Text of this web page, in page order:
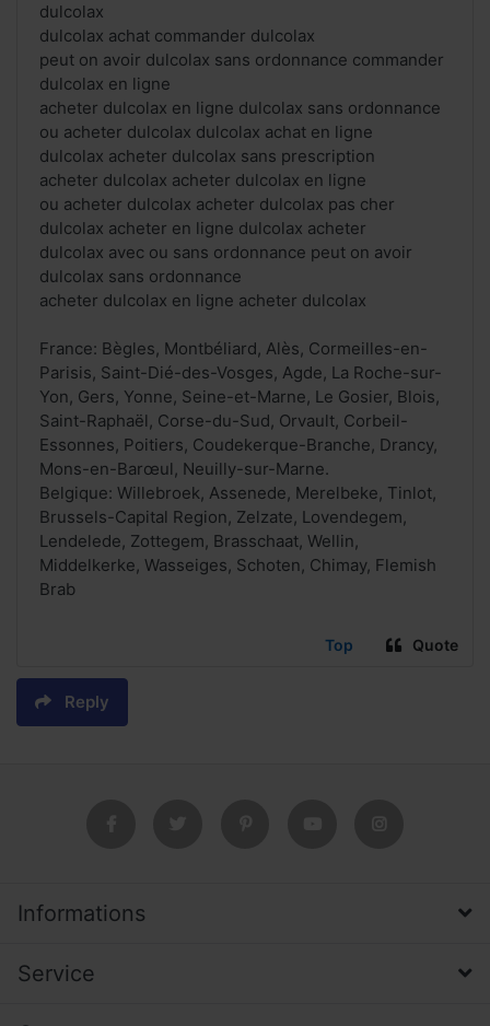
dulcolax
dulcolax achat commander dulcolax
peut on avoir dulcolax sans ordonnance commander
dulcolax en ligne
acheter dulcolax en ligne dulcolax sans ordonnance
ou acheter dulcolax dulcolax achat en ligne
dulcolax acheter dulcolax sans prescription
acheter dulcolax acheter dulcolax en ligne
ou acheter dulcolax acheter dulcolax pas cher
dulcolax acheter en ligne dulcolax acheter
dulcolax avec ou sans ordonnance peut on avoir
dulcolax sans ordonnance
acheter dulcolax en ligne acheter dulcolax
France: Bègles, Montbéliard, Alès, Cormeilles-en-
Parisis, Saint-Dié-des-Vosges, Agde, La Roche-sur-
Yon, Gers, Yonne, Seine-et-Marne, Le Gosier, Blois,
Saint-Raphaël, Corse-du-Sud, Orvault, Corbeil-
Essonnes, Poitiers, Coudekerque-Branche, Drancy,
Mons-en-Barœul, Neuilly-sur-Marne.
Belgique: Willebroek, Assenede, Merelbeke, Tinlot,
Brussels-Capital Region, Zelzate, Lovendegem,
Lendelede, Zottegem, Brasschaat, Wellin,
Middelkerke, Wasseiges, Schoten, Chimay, Flemish
Brab
Top Quote
Reply
Informations
Service